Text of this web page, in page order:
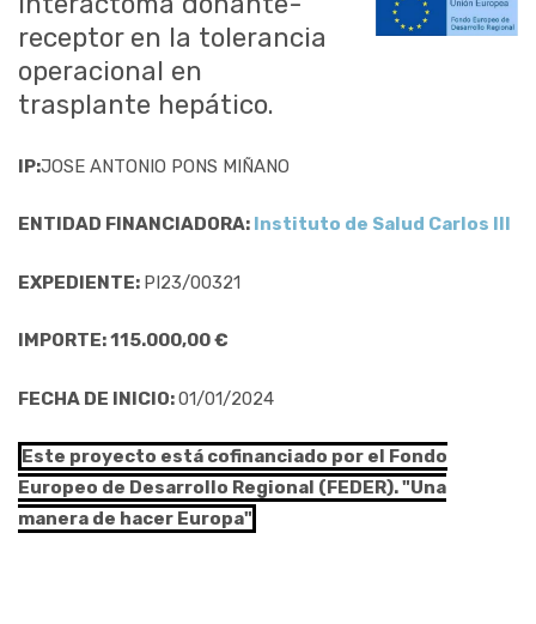
receptor en la tolerancia
operacional en
trasplante hepático.
IP:JOSE ANTONIO PONS MIÑANO
ENTIDAD FINANCIADORA: Instituto de Salud Carlos III
EXPEDIENTE: PI23/00321
IMPORTE: 115.000,00 €
FECHA DE INICIO:01/01/2024
Este proyecto está cofinanciado por el Fondo
Europeo de Desarrollo Regional (FEDER). "Una
manera de hacer Europa"